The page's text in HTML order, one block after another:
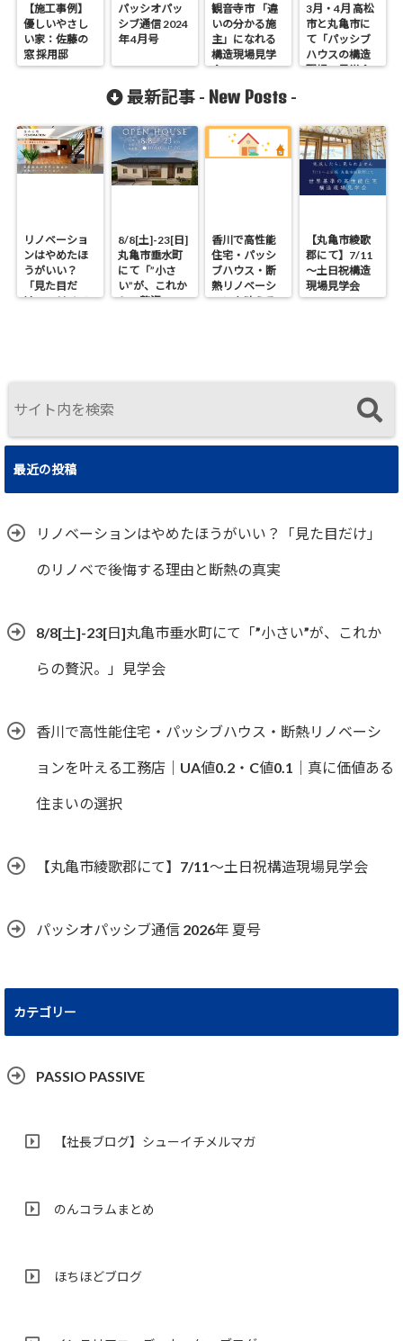
【施工事例】
優しいやさし
い家：佐藤の
窓 採用邸
パッシオパッ
シブ通信 2024
年 4月号
観音寺市 「違
いの分かる施
主」になれる
構造現場見学
会
3月・4月 高松
市と丸亀市に
て「パッシブ
ハウスの構造
現場」見学会
最新記事 - New Posts -
リノベーショ
ンはやめたほ
うがいい？
「見た目だ
け」のリノベ
8/8[土]-23[日]
丸亀市垂水町
にて「”小さ
い”が、これか
らの贅沢。」
香川で高性能
住宅・パッシ
ブハウス・断
熱リノベーシ
ョンを叶える
【丸亀市綾歌
郡にて】7/11
～土日祝構造
現場見学会
最近の投稿
リノベーションはやめたほうがいい？「見た目だけ」
のリノベで後悔する理由と断熱の真実
8/8[土]-23[日]丸亀市垂水町にて「”小さい”が、これか
らの贅沢。」見学会
香川で高性能住宅・パッシブハウス・断熱リノベーシ
ョンを叶える工務店｜UA値0.2・C値0.1｜真に価値ある
住まいの選択
【丸亀市綾歌郡にて】7/11～土日祝構造現場見学会
パッシオパッシブ通信 2026年 夏号
カテゴリー
PASSIO PASSIVE
【社長ブログ】シューイチメルマガ
のんコラムまとめ
ほちほどブログ